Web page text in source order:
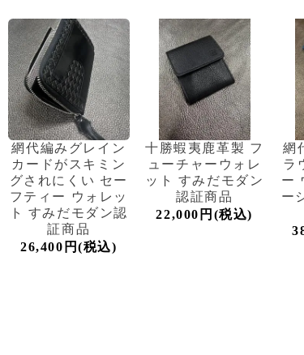
網代編みグレイン
カードがスキミン
グされにくい セー
フティー ウォレッ
ト すみだモダン認
証商品
26,400円(税込)
十勝蝦夷鹿革製 フ
ューチャーウォレ
ット すみだモダン
認証商品
22,000円(税込)
網
ラ
ー
ー